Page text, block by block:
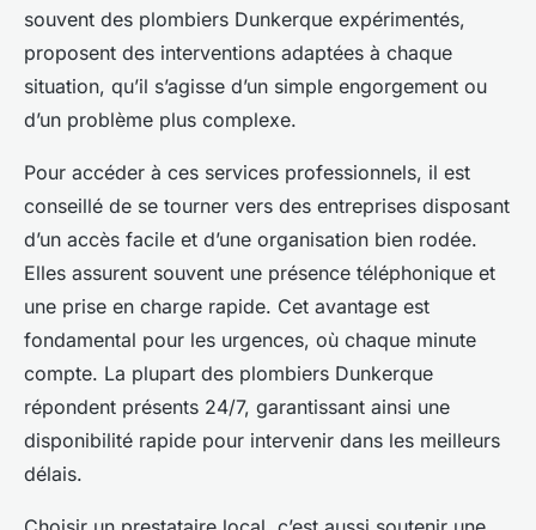
souvent des plombiers Dunkerque expérimentés,
proposent des interventions adaptées à chaque
situation, qu’il s’agisse d’un simple engorgement ou
d’un problème plus complexe.
Pour accéder à ces services professionnels, il est
conseillé de se tourner vers des entreprises disposant
d’un accès facile et d’une organisation bien rodée.
Elles assurent souvent une présence téléphonique et
une prise en charge rapide. Cet avantage est
fondamental pour les urgences, où chaque minute
compte. La plupart des plombiers Dunkerque
répondent présents 24/7, garantissant ainsi une
disponibilité rapide pour intervenir dans les meilleurs
délais.